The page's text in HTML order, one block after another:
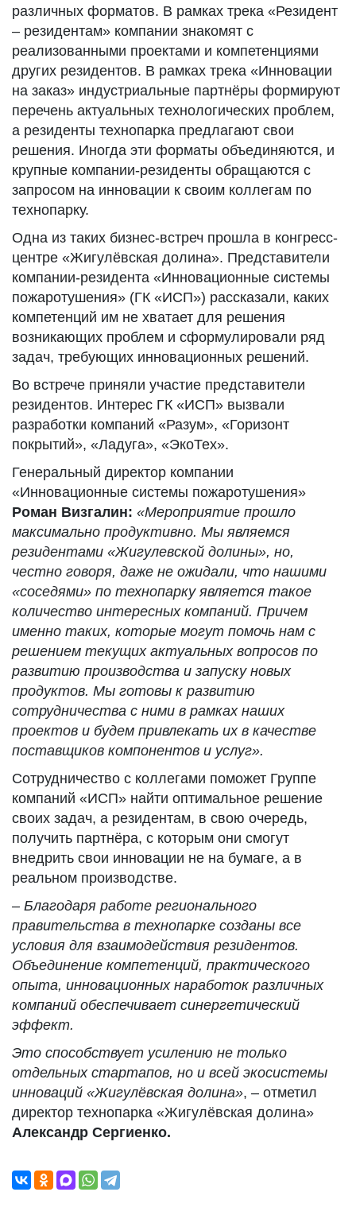
различных форматов. В рамках трека «Резидент
– резидентам» компании знакомят с
реализованными проектами и компетенциями
других резидентов. В рамках трека «Инновации
на заказ» индустриальные партнёры формируют
перечень актуальных технологических проблем,
а резиденты технопарка предлагают свои
решения. Иногда эти форматы объединяются, и
крупные компании-резиденты обращаются с
запросом на инновации к своим коллегам по
технопарку.
Одна из таких бизнес-встреч прошла в конгресс-
центре «Жигулёвская долина». Представители
компании-резидента «Инновационные системы
пожаротушения» (ГК «ИСП») рассказали, каких
компетенций им не хватает для решения
возникающих проблем и сформулировали ряд
задач, требующих инновационных решений.
Во встрече приняли участие представители
резидентов. Интерес ГК «ИСП» вызвали
разработки компаний «Разум», «Горизонт
покрытий», «Ладуга», «ЭкоТех».
Генеральный директор компании
«Инновационные системы пожаротушения»
Роман Визгалин: «Мероприятие прошло
максимально продуктивно. Мы являемся
резидентами «Жигулевской долины», но,
честно говоря, даже не ожидали, что нашими
«соседями» по технопарку является такое
количество интересных компаний. Причем
именно таких, которые могут помочь нам с
решением текущих актуальных вопросов по
развитию производства и запуску новых
продуктов. Мы готовы к развитию
сотрудничества с ними в рамках наших
проектов и будем привлекать их в качестве
поставщиков компонентов и услуг».
Сотрудничество с коллегами поможет Группе
компаний «ИСП» найти оптимальное решение
своих задач, а резидентам, в свою очередь,
получить партнёра, с которым они смогут
внедрить свои инновации не на бумаге, а в
реальном производстве.
– Благодаря работе регионального
правительства в технопарке созданы все
условия для взаимодействия резидентов.
Объединение компетенций, практического
опыта, инновационных наработок различных
компаний обеспечивает синергетический
эффект.
Это способствует усилению не только
отдельных стартапов, но и всей экосистемы
инноваций «Жигулёвская долина», – отметил
директор технопарка «Жигулёвская долина»
Александр Сергиенко.